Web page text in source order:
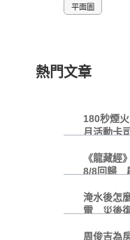
平面圖
熱門文章
180秒煙
月活動卡
《龍藏經
8/8回歸
淹水後怎
電 災後
周俊吉為